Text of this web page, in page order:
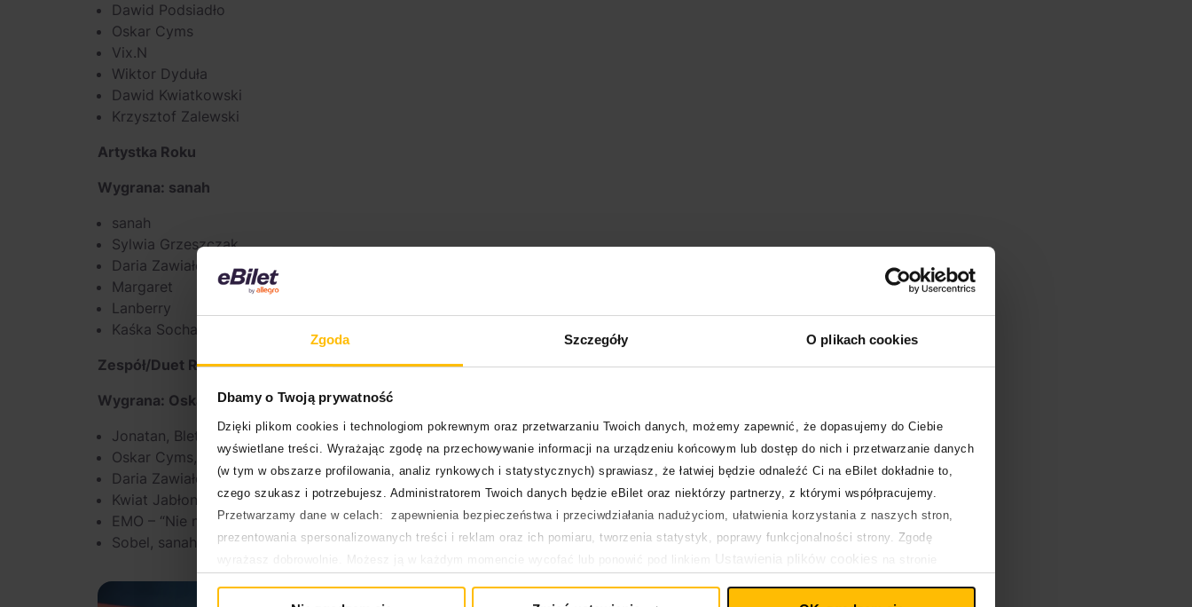
Zgoda Szczegóły O plikach cookies
Dbamy o Twoją prywatność
Dzięki plikom cookies i technologiom pokrewnym oraz przetwarzaniu Twoich danych, możemy zapewnić, że dopasujemy do Ciebie
wyświetlane treści. Wyrażając zgodę na przechowywanie informacji na urządzeniu końcowym lub dostęp do nich i przetwarzanie danych
(w tym w obszarze profilowania, analiz rynkowych i statystycznych) sprawiasz, że łatwiej będzie odnaleźć Ci na eBilet dokładnie to,
czego szukasz i potrzebujesz. Administratorem Twoich danych będzie eBilet oraz niektórzy partnerzy, z którymi współpracujemy.
Przetwarzamy dane w celach: zapewnienia bezpieczeństwa i przeciwdziałania nadużyciom, ułatwienia korzystania z naszych stron,
prezentowania spersonalizowanych treści i reklam oraz ich pomiaru, tworzenia statystyk, poprawy funkcjonalności strony. Zgodę
Ustawienia plików cookies
Polityka prywatności
Dawid Podsiadło
Oskar Cyms
Vix.N
Wiktor Dyduła
Dawid Kwiatkowski
Krzysztof Zalewski
Artystka Roku
Wygrana: sanah
sanah
Sylwia Grzeszczak
Daria Zawiałow
Margaret
Lanberry
Kaśka Sochacka
Zespół/Duet Roku
Wygrana: Oskar Cyms, Carla Fernandes – “Do gwiazd”
Jonatan, Bletka, Gibbs – “Róż”
Oskar Cyms, Carla Fernandes – “Do gwiazd”
Daria Zawiałow, Taco Hemingway “Supro”
Kwiat Jabłoni – “Było minęło”
EMO – “Nie mówiła nic”
Sobel, sanah -“Wynalazek Filipa Golarza”